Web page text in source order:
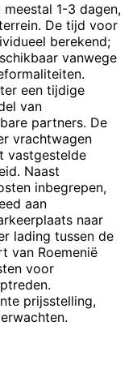
1-3 dagen,
De tijd voor
berekend;
vanwege
een tijdige
van
partners. De
vrachtwagen
vastgestelde
Naast
inbegrepen,
aan
naar
lading tussen de
van Roemenië
voor
prijsstelling,